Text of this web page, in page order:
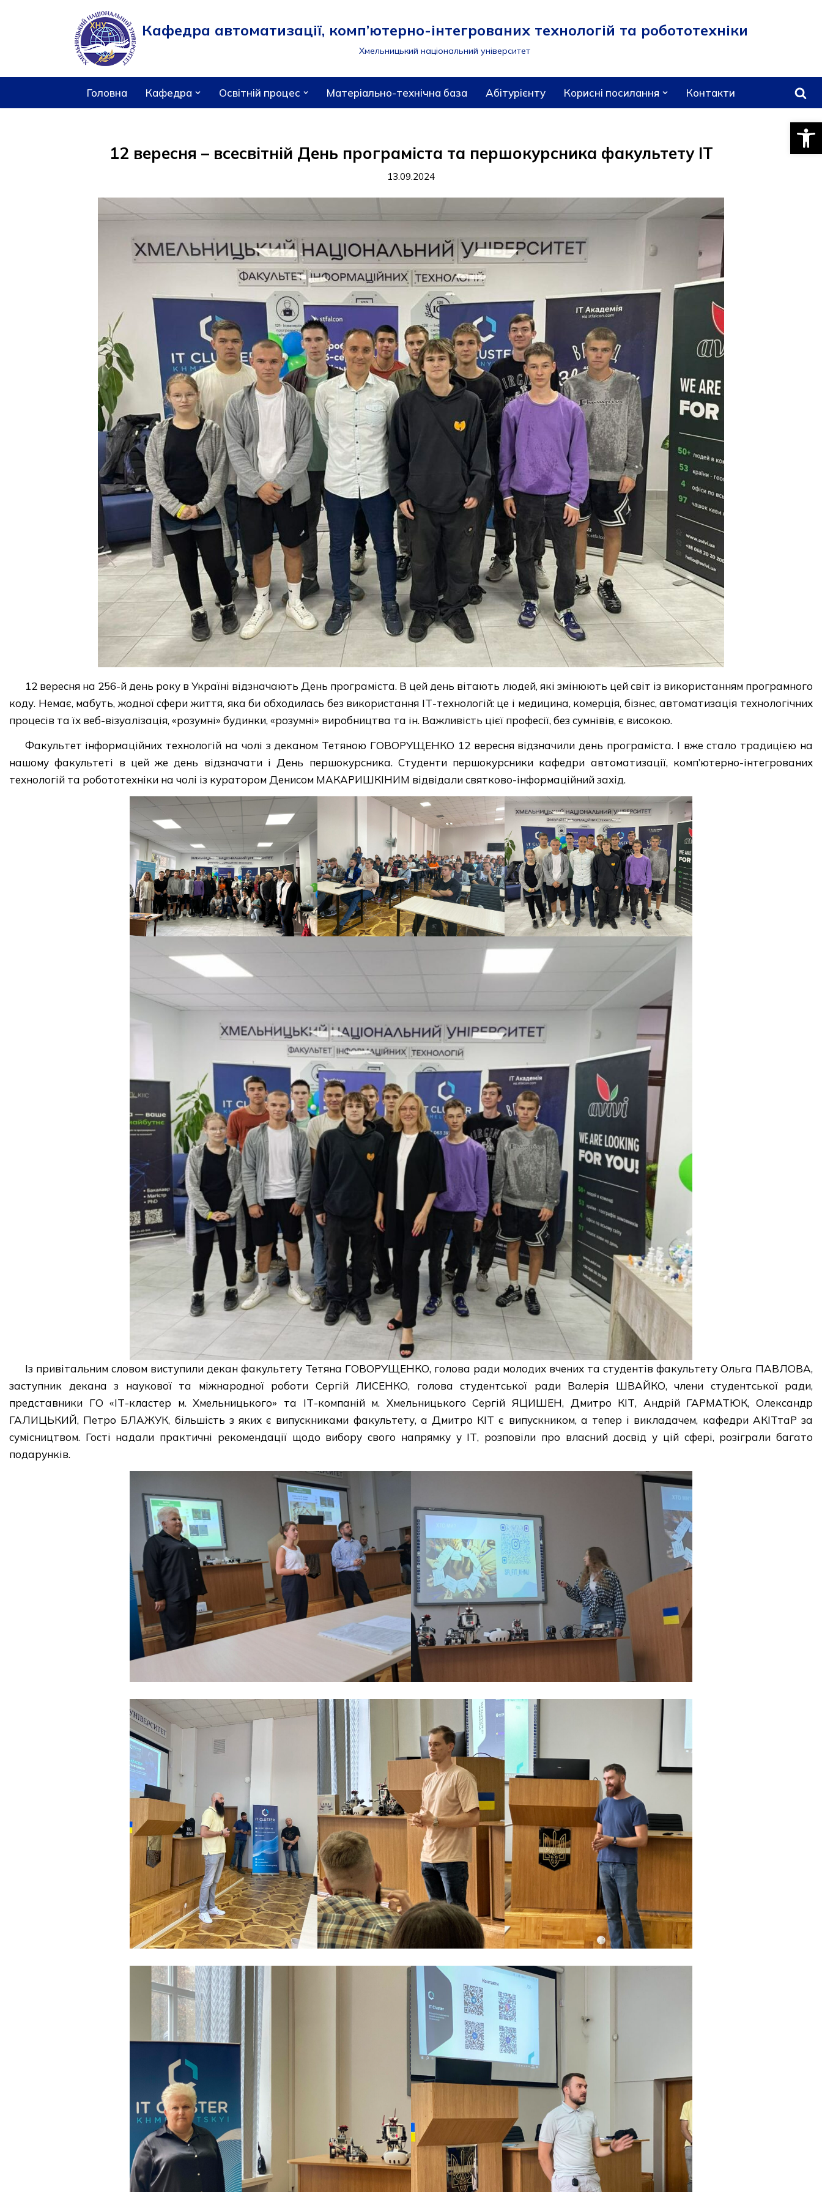
Кафедра автоматизації, комп’ютерно-інтегрованих технологій та робототехніки
Хмельницький національний університет
Головна Кафедра Освітній процес Матеріально-технічна база Абітурієнту Корисні посилання Контакти
12 вересня – всесвітній День програміста та першокурсника факультету ІТ
13.09.2024
12 вересня на 256-й день року в Україні відзначають День програміста. В цей день вітають людей, які змінюють цей світ із використанням програмного
коду. Немає, мабуть, жодної сфери життя, яка би обходилась без використання ІТ-технологій: це і медицина, комерція, бізнес, автоматизація технологічних
процесів та їх веб-візуалізація, «розумні» будинки, «розумні» виробництва та ін. Важливість цієї професії, без сумнівів, є високою.
Факультет інформаційних технологій на чолі з деканом Тетяною ГОВОРУЩЕНКО 12 вересня відзначили день програміста. І вже стало традицією на
нашому факультеті в цей же день відзначати і День першокурсника. Студенти першокурсники кафедри автоматизації, комп’ютерно-інтегрованих
технологій та робототехніки на чолі із куратором Денисом МАКАРИШКІНИМ відвідали святково-інформаційний захід.
Із привітальним словом виступили декан факультету Тетяна ГОВОРУЩЕНКО, голова ради молодих вчених та студентів факультету Ольга ПАВЛОВА,
заступник декана з наукової та міжнародної роботи Сергій ЛИСЕНКО, голова студентської ради Валерія ШВАЙКО, члени студентської ради,
представники ГО «ІТ-кластер м. Хмельницького» та ІТ-компаній м. Хмельницького Сергій ЯЦИШЕН, Дмитро КІТ, Андрій ГАРМАТЮК, Олександр
ГАЛИЦЬКИЙ, Петро БЛАЖУК, більшість з яких є випускниками факультету, а Дмитро КІТ є випускником, а тепер і викладачем, кафедри АКІТтаР за
сумісництвом. Гості надали практичні рекомендації щодо вибору свого напрямку у ІТ, розповіли про власний досвід у цій сфері, розіграли багато
подарунків.